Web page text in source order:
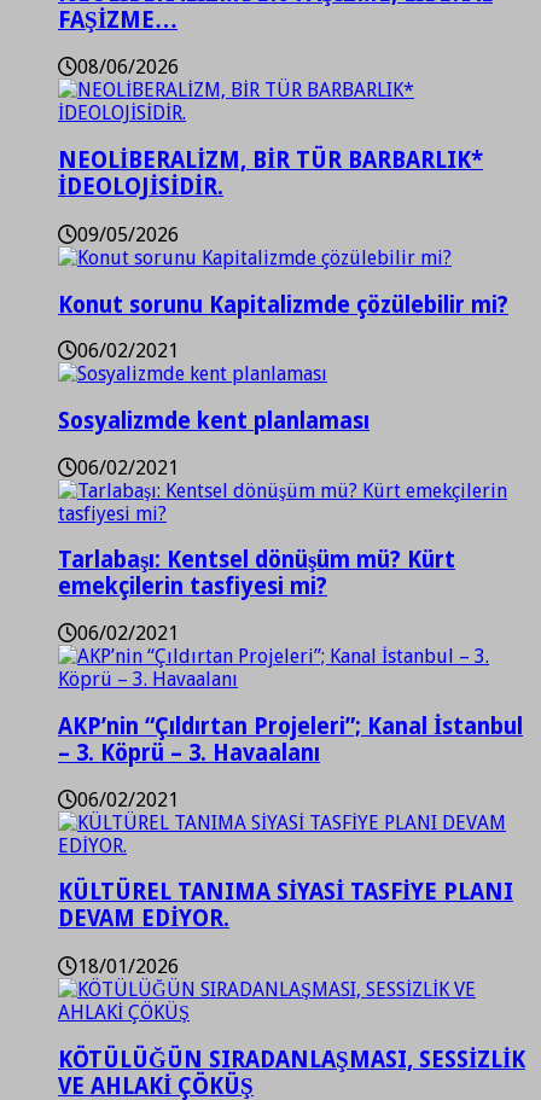
FAŞİZME…
08/06/2026
NEOLİBERALİZM, BİR TÜR BARBARLIK*
İDEOLOJİSİDİR.
09/05/2026
Konut sorunu Kapitalizmde çözülebilir mi?
06/02/2021
Sosyalizmde kent planlaması
06/02/2021
Tarlabaşı: Kentsel dönüşüm mü? Kürt
emekçilerin tasfiyesi mi?
06/02/2021
AKP’nin “Çıldırtan Projeleri”; Kanal İstanbul
– 3. Köprü – 3. Havaalanı
06/02/2021
KÜLTÜREL TANIMA SİYASİ TASFİYE PLANI
DEVAM EDİYOR.
18/01/2026
KÖTÜLÜĞÜN SIRADANLAŞMASI, SESSİZLİK
VE AHLAKİ ÇÖKÜŞ